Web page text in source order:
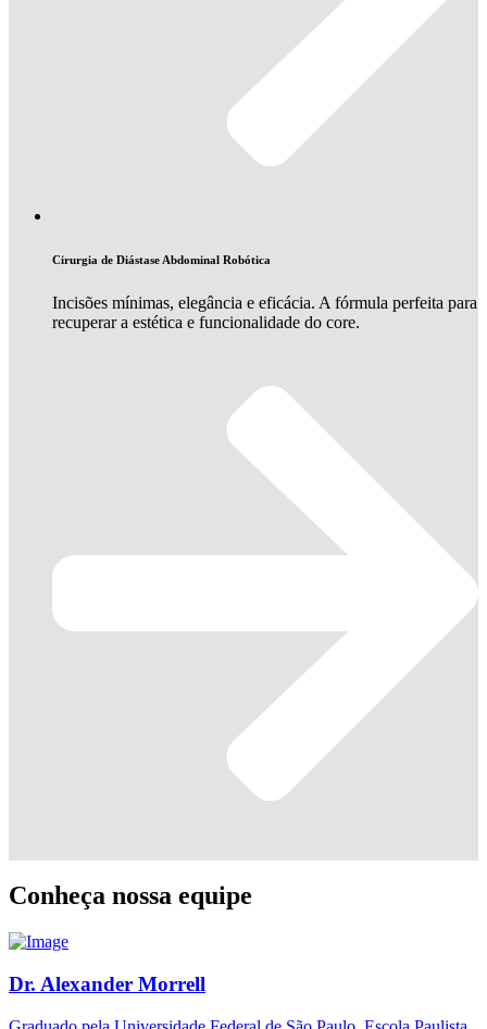
Cirurgia de Diástase Abdominal Robótica
Incisões mínimas, elegância e eficácia. A fórmula perfeita para
recuperar a estética e funcionalidade do core.
Conheça nossa equipe
Dr. Alexander Morrell